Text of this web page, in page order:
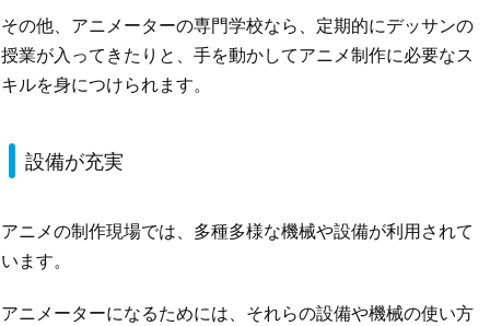
その他、アニメーターの専門学校なら、定期的にデッサンの
授業が入ってきたりと、手を動かしてアニメ制作に必要なス
キルを身につけられます。
設備が充実
アニメの制作現場では、多種多様な機械や設備が利用されて
います。
アニメーターになるためには、それらの設備や機械の使い方